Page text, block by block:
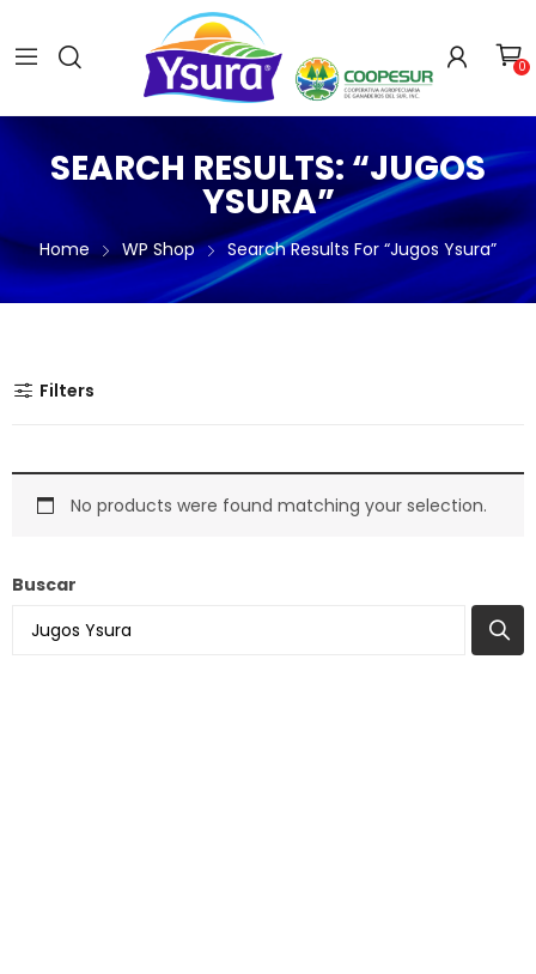
0
SEARCH RESULTS: “JUGOS
YSURA”
Home WP Shop Search Results For “Jugos Ysura”
Filters
No products were found matching your selection.
Buscar